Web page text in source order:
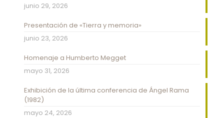
junio 29, 2026
Presentación de «Tierra y memoria»
junio 23, 2026
Homenaje a Humberto Megget
mayo 31, 2026
Exhibición de la última conferencia de Ángel Rama
(1982)
mayo 24, 2026